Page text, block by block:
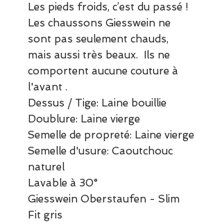
Les pieds froids, c’est du passé !
Les chaussons Giesswein ne
sont pas seulement chauds,
mais aussi très beaux. Ils ne
comportent aucune couture à
l'avant .
Dessus / Tige: Laine bouillie
Doublure: Laine vierge
Semelle de propreté: Laine vierge
Semelle d'usure: Caoutchouc
naturel
Lavable à 30°
Giesswein Oberstaufen - Slim
Fit gris